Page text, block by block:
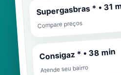
Supergasbras * • 31
Compare preços
Consigaz * • 38 min
Atende seu bairro